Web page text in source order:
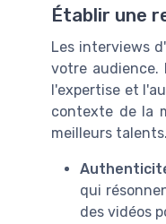
Établir une
Les interviews
votre audience.
l'expertise et
contexte de la
meilleurs talents.
qui
des vidéos